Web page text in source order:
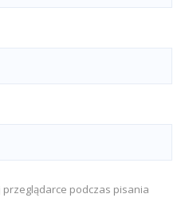
podczas pisania